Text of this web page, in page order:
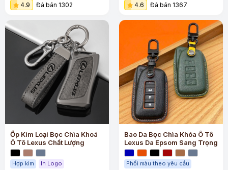
4.9 Đã bán 1302 4.6 Đã bán 1367
Ốp Kim Loại Bọc Chìa Khoá
Ô Tô Lexus Chất Lượng
Hợp kim In Logo
Bao Da Bọc Chìa Khóa Ô Tô
Lexus Da Epsom Sang Trọng
Phối màu theo yêu cầu